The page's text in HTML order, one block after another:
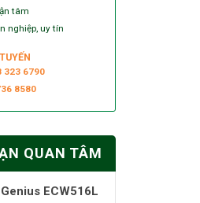
tâm
nghiệp, uy tín
323 6790
8580
QUAN TÂM
ECW516L